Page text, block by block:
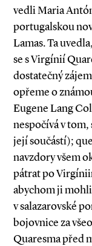
vedli Maria
portugalskou
Lamas. Ta
se s Virgínií
dostatečný
opřeme o
Eugene Lang
nespočívá v tom,
její součástí);
navzdory všem
pátrat po
abychom ji
v salazarovské
bojovnice za
Quaresma před